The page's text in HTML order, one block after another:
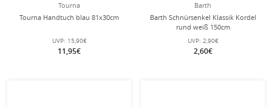
Tourna
Tourna Handtuch blau 81x30cm
UVP: 15,90€
11,95€
Barth
Barth Schnürsenkel Klassik Kordel
rund weiß 150cm
UVP: 2,90€
2,60€